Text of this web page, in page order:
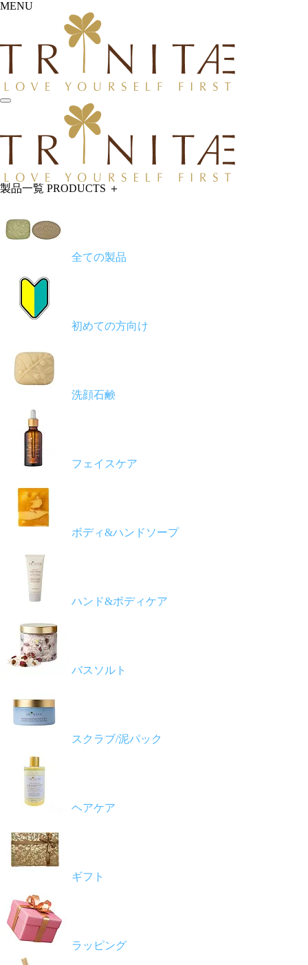
MENU
製品一覧 PRODUCTS ＋
全ての製品
初めての方向け
洗顔石鹸
フェイスケア
ボディ&ハンドソープ
ハンド&ボディケア
バスソルト
スクラブ/泥パック
ヘアケア
ギフト
ラッピング